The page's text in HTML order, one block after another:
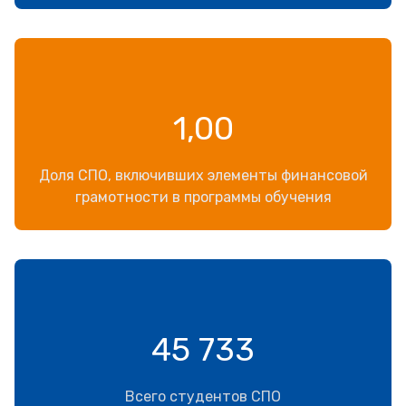
1,00
Доля СПО, включивших элементы финансовой
грамотности в программы обучения
45 733
Всего студентов СПО